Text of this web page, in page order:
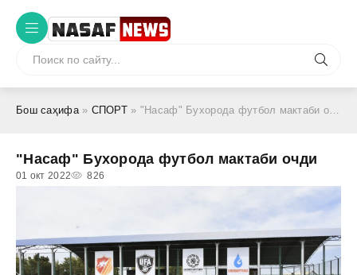
Бош саҳифа» СПОРТ » "Насаф" Бухорода футбол мактаби очди
"Насаф" Бухорода футбол мактаби очди
01 окт 2022 826